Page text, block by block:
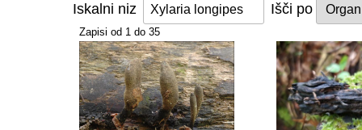
Iskalni niz Išči po
Zapisi od 1 do 35